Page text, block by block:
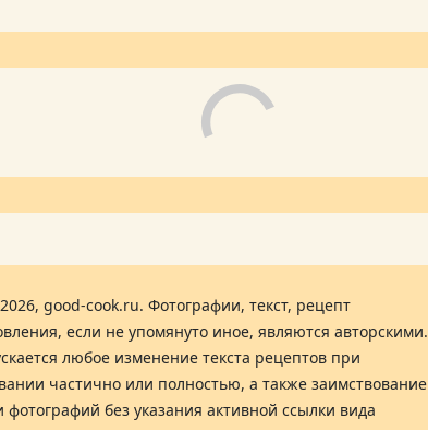
good-cook.ru. Фотографии, текст, рецепт
если не упомянуто иное, являются авторскими.
любое изменение текста рецептов при
частично или полностью, а также заимствование
фотографий без указания активной ссылки вида